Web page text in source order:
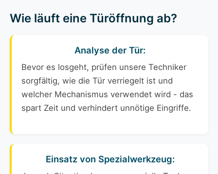
Wie läuft eine Türöffnung ab?
Analyse der Tür:
Bevor es losgeht, prüfen unsere Techniker
sorgfältig, wie die Tür verriegelt ist und
welcher Mechanismus verwendet wird - das
spart Zeit und verhindert unnötige Eingriffe.
Einsatz von Spezialwerkzeug: